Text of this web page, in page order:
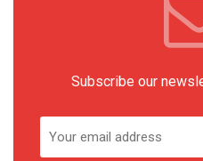
Subscribe our